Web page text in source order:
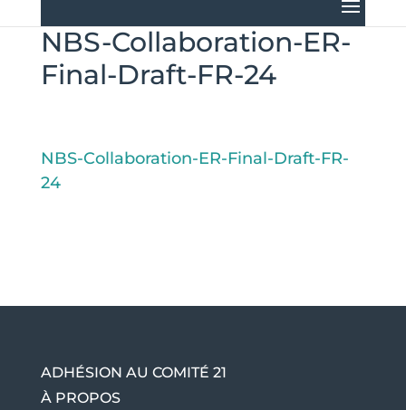
NBS-Collaboration-ER-
Final-Draft-FR-24
NBS-Collaboration-ER-Final-Draft-FR-
24
ADHÉSION AU COMITÉ 21
À PROPOS